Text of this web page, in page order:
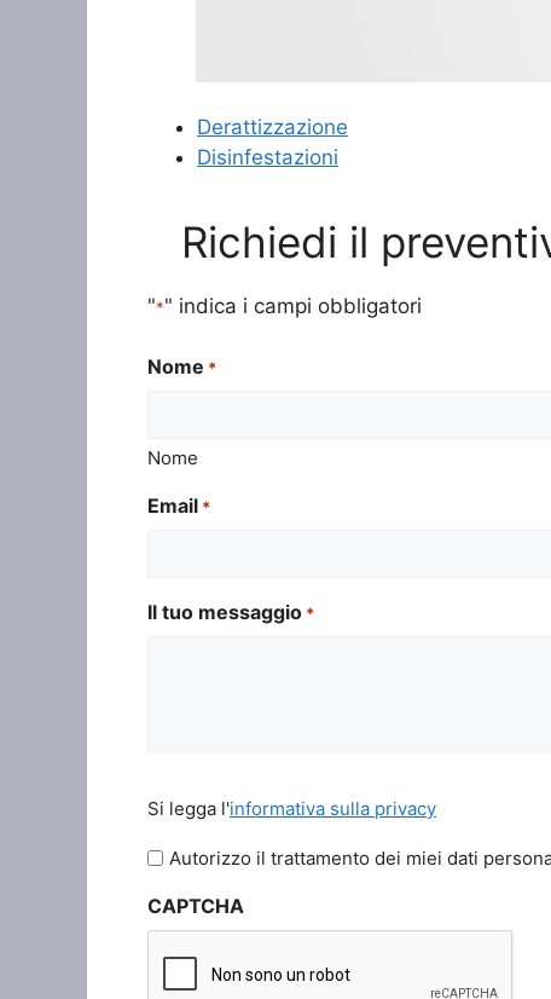
Derattizzazione
Disinfestazioni
Richiedi il
"*" indica i campi obbligatori
Nome *
Nome
Email *
Il tuo messaggio *
legga
l'informativa
privacy
Si legga l'informativa sulla privacy
Autorizzo il trattamento dei miei dati
CAPTCHA